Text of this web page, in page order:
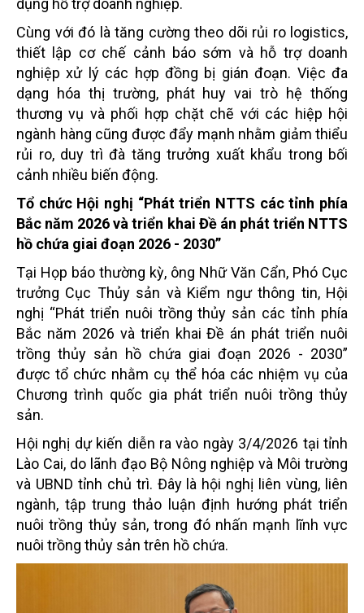
dụng hỗ trợ doanh nghiệp.
Cùng với đó là tăng cường theo dõi rủi ro logistics,
thiết lập cơ chế cảnh báo sớm và hỗ trợ doanh
nghiệp xử lý các hợp đồng bị gián đoạn. Việc đa
dạng hóa thị trường, phát huy vai trò hệ thống
thương vụ và phối hợp chặt chẽ với các hiệp hội
ngành hàng cũng được đẩy mạnh nhằm giảm thiểu
rủi ro, duy trì đà tăng trưởng xuất khẩu trong bối
cảnh nhiều biến động.
Tổ chức Hội nghị “Phát triển NTTS các tỉnh phía
Bắc năm 2026 và triển khai Đề án phát triển NTTS
hồ chứa giai đoạn 2026 - 2030”
Tại Họp báo thường kỳ, ông Nhữ Văn Cẩn, Phó Cục
trưởng Cục Thủy sản và Kiểm ngư thông tin, Hội
nghị “Phát triển nuôi trồng thủy sản các tỉnh phía
Bắc năm 2026 và triển khai Đề án phát triển nuôi
trồng thủy sản hồ chứa giai đoạn 2026 - 2030”
được tổ chức nhằm cụ thể hóa các nhiệm vụ của
Chương trình quốc gia phát triển nuôi trồng thủy
sản.
Hội nghị dự kiến diễn ra vào ngày 3/4/2026 tại tỉnh
Lào Cai, do lãnh đạo Bộ Nông nghiệp và Môi trường
và UBND tỉnh chủ trì. Đây là hội nghị liên vùng, liên
ngành, tập trung thảo luận định hướng phát triển
nuôi trồng thủy sản, trong đó nhấn mạnh lĩnh vực
nuôi trồng thủy sản trên hồ chứa.